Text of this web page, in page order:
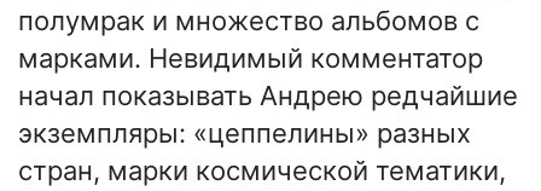
полумрак и множество альбомов с
марками. Невидимый комментатор
начал показывать Андрею редчайшие
экземпляры: «цеппелины» разных
стран, марки космической тематики,